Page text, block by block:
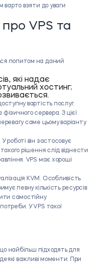
варто взяти до уваги
VPS та
попитом на даний
які надає
хостинг;
вартість послуг.
сервера. З цієї
саме цьому варіанту.
роботі він застосовує
рішення слід віднести
VPS має хороші
KVM. Особливість
певну кількість ресурсів
самостійну
У VPS такої
найбільш підходять для
важливі моменти. При